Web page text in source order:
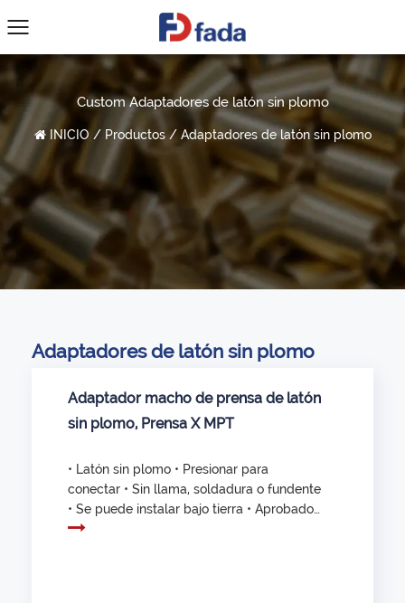
Custom Adaptadores de latón sin plomo
INICIO / Productos/ Adaptadores de latón sin plomo
Adaptadores de latón sin plomo
Adaptador macho de prensa de latón
sin plomo, Prensa X MPT
• Latón sin plomo • Presionar para
conectar • Sin llama, soldadura o fundente
• Se puede instalar bajo tierra • Aprobado
por NSF/ANSI 61 y NSF/ANSI 372